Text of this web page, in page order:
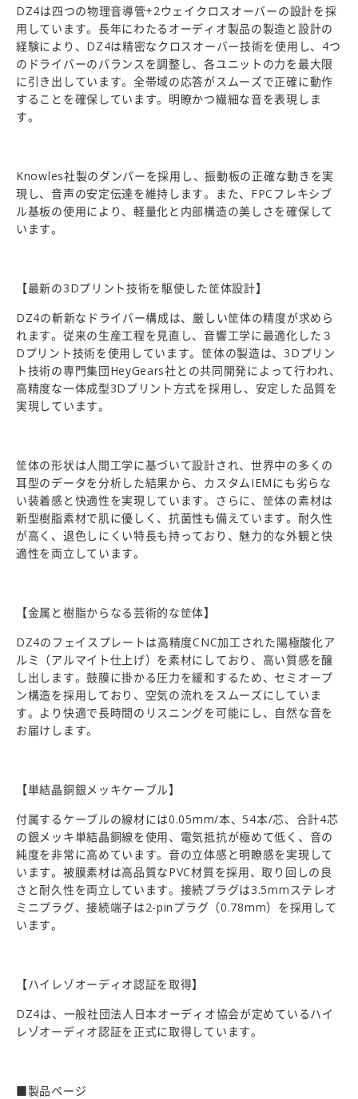
DZ4は四つの物理音導管+2ウェイクロスオーバーの設計を採
用しています。長年にわたるオーディオ製品の製造と設計の
経験により、DZ4は精密なクロスオーバー技術を使用し、4つ
のドライバーのバランスを調整し、各ユニットの力を最大限
に引き出しています。全帯域の応答がスムーズで正確に動作
することを確保しています。明瞭かつ繊細な音を表現しま
す。
Knowles社製のダンパーを採用し、振動板の正確な動きを実
現し、音声の安定伝達を維持します。また、FPCフレキシブ
ル基板の使用により、軽量化と内部構造の美しさを確保して
います。
【最新の3Dプリント技術を駆使した筐体設計】
DZ4の斬新なドライバー構成は、厳しい筐体の精度が求めら
れます。従来の生産工程を見直し、音響工学に最適化した３
Dプリント技術を使用しています。筐体の製造は、3Dプリン
ト技術の専門集団HeyGears社との共同開発によって行われ、
高精度な一体成型3Dプリント方式を採用し、安定した品質を
実現しています。
筐体の形状は人間工学に基づいて設計され、世界中の多くの
耳型のデータを分析した結果から、カスタムIEMにも劣らな
い装着感と快適性を実現しています。さらに、筐体の素材は
新型樹脂素材で肌に優しく、抗菌性も備えています。耐久性
が高く、退色しにくい特長も持っており、魅力的な外観と快
適性を両立しています。
【金属と樹脂からなる芸術的な筐体】
DZ4のフェイスプレートは高精度CNC加工された陽極酸化ア
ルミ（アルマイト仕上げ）を素材にしており、高い質感を醸
し出します。鼓膜に掛かる圧力を緩和するため、セミオープ
ン構造を採用しており、空気の流れをスムーズにしていま
す。より快適で長時間のリスニングを可能にし、自然な音を
お届けします。
【単結晶銅銀メッキケーブル】
付属するケーブルの線材には0.05mm/本、54本/芯、合計4芯
の銀メッキ単結晶銅線を使用、電気抵抗が極めて低く、音の
純度を非常に高めています。音の立体感と明瞭感を実現して
います。被膜素材は高品質なPVC材質を採用、取り回しの良
さと耐久性を両立しています。接続プラグは3.5mmステレオ
ミニプラグ、接続端子は2-pinプラグ（0.78mm）を採用して
います。
【ハイレゾオーディオ認証を取得】
DZ4は、一般社団法人日本オーディオ協会が定めているハイ
レゾオーディオ認証を正式に取得しています。
■製品ページ